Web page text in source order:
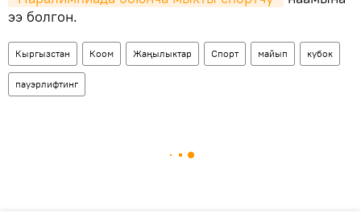
ээ болгон.
Кыргызстан Коом Жаңылыктар Спорт майып кубок
пауэрлифтинг